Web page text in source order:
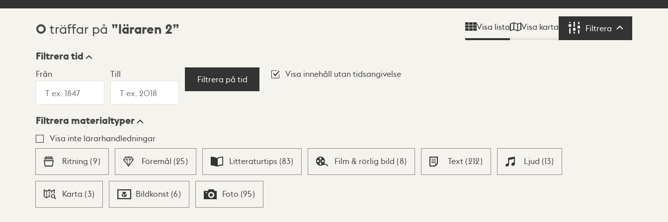
Sökresultat
0 träffar på läraren 2 Visa lista Visa karta Filtrera Filtrera
Visningsläge
Lista Karta
Filtrera tid
Från Till
Filtrera på tid
Visa innehåll utan tidsangivelse
Filtrera materialtyper
Visa inte lärarhandledningar
Ritning (9) Föremål (25) Litteraturtips (83) Film & rörlig bild (8) Text (212) Ljud (13)
Karta (3) Bildkonst (6) Foto (95)